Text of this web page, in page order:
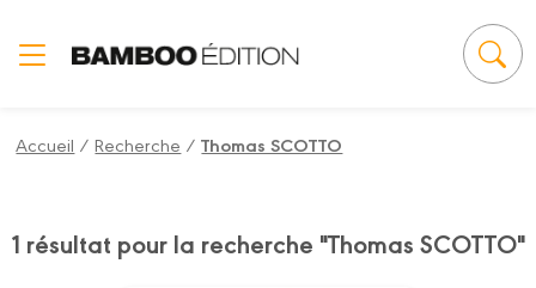
Accueil /Recherche /Thomas SCOTTO
1 résultat pour la recherche "Thomas SCOTTO"